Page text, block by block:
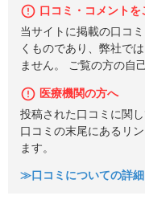
口コミ・コメントを
当サイトに掲載の口コ
くものであり、弊社で
ません。 ご覧の方の自
医療機関の方へ
投稿された口コミに関
口コミの末尾にあるリ
ます。
≫口コミについての詳細